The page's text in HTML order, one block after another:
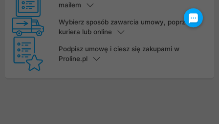
mailem
Wybierz sposób zawarcia umowy, poprzez
kuriera lub online
Podpisz umowę i ciesz się zakupami w
Proline.pl